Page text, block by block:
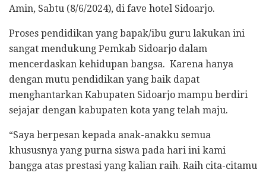
Amin, Sabtu (8/6/2024), di fave hotel Sidoarjo.
Proses pendidikan yang bapak/ibu guru lakukan ini
sangat mendukung Pemkab Sidoarjo dalam
mencerdaskan kehidupan bangsa. Karena hanya
dengan mutu pendidikan yang baik dapat
menghantarkan Kabupaten Sidoarjo mampu berdiri
sejajar dengan kabupaten kota yang telah maju.
“Saya berpesan kepada anak-anakku semua
khususnya yang purna siswa pada hari ini kami
bangga atas prestasi yang kalian raih. Raih cita-citamu